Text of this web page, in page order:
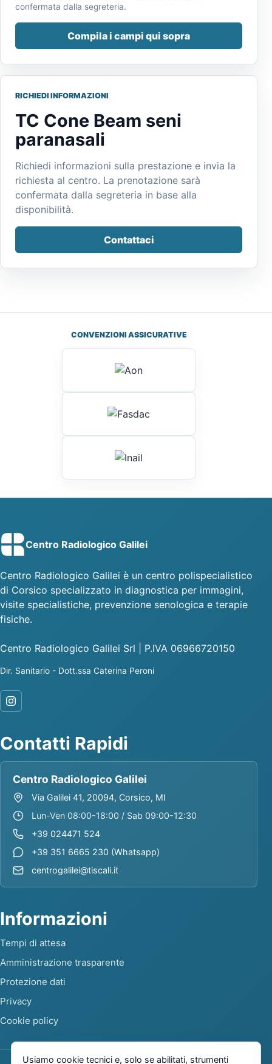
confermata dalla segreteria.
Compila i campi qui sopra
RICHIEDI INFORMAZIONI
TC Cone Beam seni
paranasali
Richiedi informazioni sulla prestazione e invia la
richiesta al centro. La prenotazione sarà
confermata dalla segreteria in base alla
disponibilità.
Contattaci
CONVENZIONI ASSICURATIVE
Centro Radiologico Galilei
Centro Radiologico Galilei è un centro polispecialistico
di Corsico specializzato in diagnostica per immagini,
visite specialistiche, prevenzione senologica e terapie
fisiche.
Centro Radiologico Galilei Srl | P.IVA 06966720150
Dir. Sanitario - Dott.ssa Caterina Peroni
Contatti Rapidi
Centro Radiologico Galilei
Via Galilei 41, 20094, Corsico, MI
Lun-Ven 08:00-18:00 / Sab 09:00-12:30
+39 024471 524
+39 351 6665 230 (Whatsapp)
centrogalilei@tiscali.it
Informazioni
Tempi di attesa
Amministrazione trasparente
Protezione dati
Privacy
Cookie policy
Usiamo cookie tecnici e, solo se abilitati, strumenti